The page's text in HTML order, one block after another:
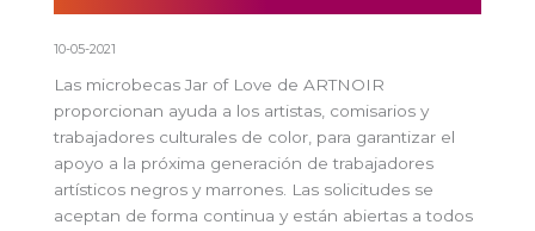
10-05-2021
Las microbecas Jar of Love de ARTNOIR
proporcionan ayuda a los artistas, comisarios y
trabajadores culturales de color, para garantizar el
apoyo a la próxima generación de trabajadores
artísticos negros y marrones. Las solicitudes se
aceptan de forma continua y están abiertas a todos